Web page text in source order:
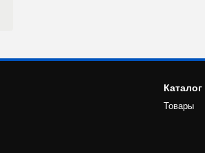
Каталог
Товары